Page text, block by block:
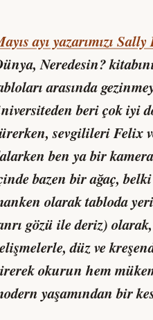
ayı yazarımızı
Neredesin?
arasında
beri çok iyi
sevgilileri Felix
ben ya bir
bazen bir ağaç,
olarak tabloda
gözü ile deriz)
düz ve
okurun hem
yaşamından bir